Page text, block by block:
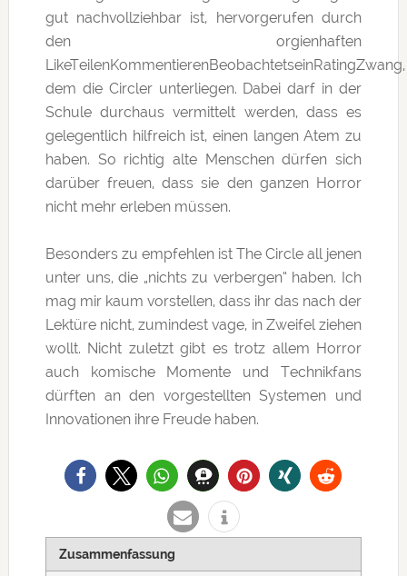
gut nachvollziehbar ist, hervorgerufen durch
den orgienhaften
LikeTeilenKommentierenBeobachtetseinRatingZwang,
dem die Circler unterliegen. Dabei darf in der
Schule durchaus vermittelt werden, dass es
gelegentlich hilfreich ist, einen langen Atem zu
haben. So richtig alte Menschen dürfen sich
darüber freuen, dass sie den ganzen Horror
nicht mehr erleben müssen.
Besonders zu empfehlen ist The Circle all jenen
unter uns, die „nichts zu verbergen“ haben. Ich
mag mir kaum vorstellen, dass ihr das nach der
Lektüre nicht, zumindest vage, in Zweifel ziehen
wollt. Nicht zuletzt gibt es trotz allem Horror
auch komische Momente und Technikfans
dürften an den vorgestellten Systemen und
Innovationen ihre Freude haben.
Zusammenfassung